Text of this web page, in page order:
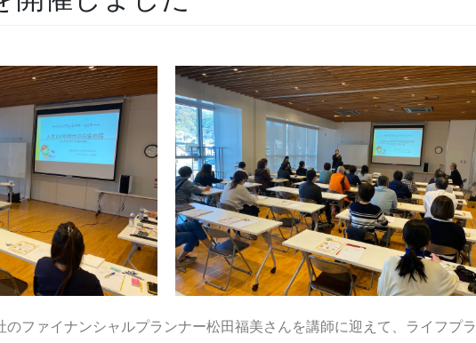
のファイナンシャルプランナー松田福美さんを講師に迎えて、ライフプラ